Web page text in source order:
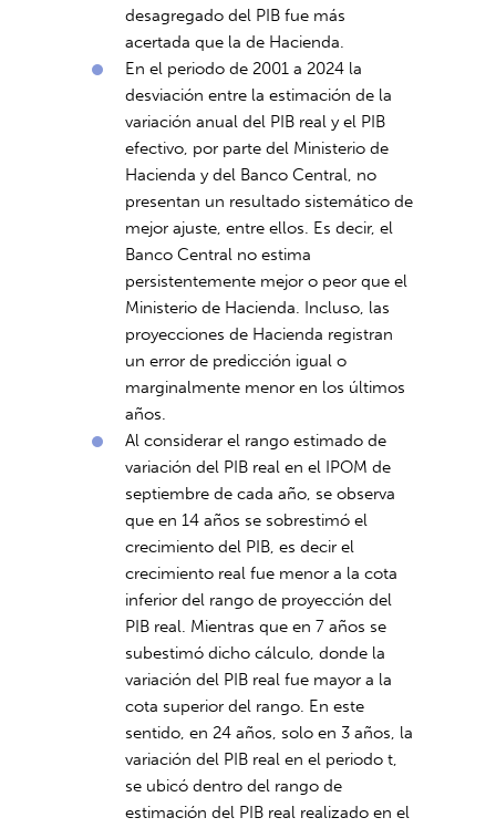
desagregado del PIB fue más
acertada que la de Hacienda.
En el periodo de 2001 a 2024 la
desviación entre la estimación de la
variación anual del PIB real y el PIB
efectivo, por parte del Ministerio de
Hacienda y del Banco Central, no
presentan un resultado sistemático de
mejor ajuste, entre ellos. Es decir, el
Banco Central no estima
persistentemente mejor o peor que el
Ministerio de Hacienda. Incluso, las
proyecciones de Hacienda registran
un error de predicción igual o
marginalmente menor en los últimos
años.
Al considerar el rango estimado de
variación del PIB real en el IPOM de
septiembre de cada año, se observa
que en 14 años se sobrestimó el
crecimiento del PIB, es decir el
crecimiento real fue menor a la cota
inferior del rango de proyección del
PIB real. Mientras que en 7 años se
subestimó dicho cálculo, donde la
variación del PIB real fue mayor a la
cota superior del rango. En este
sentido, en 24 años, solo en 3 años, la
variación del PIB real en el periodo t,
se ubicó dentro del rango de
estimación del PIB real realizado en el